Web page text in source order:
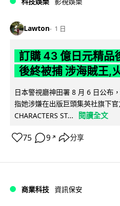
Lawton 1 日
訂購 43 億日元精品
後終被捕 涉海賊王,
日本警視廳神田署 8 月 6 日公布
指她涉嫌在出版巨頭集英社旗下官
CHARACTERS ST...
閱讀全文
75 9 ↗ 分享
商業科技 資訊保安